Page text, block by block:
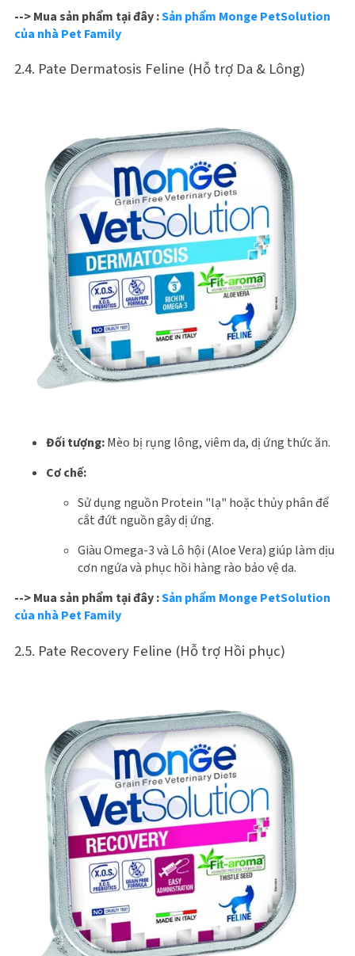
--> Mua sản phẩm tại đây :Sản phẩm Monge PetSolution
của nhà Pet Family
2.4. Pate Dermatosis Feline (Hỗ trợ Da & Lông)
Đối tượng:Mèo bị rụng lông, viêm da, dị ứng thức ăn.
Cơ chế:
Sử dụng nguồn Protein "lạ" hoặc thủy phân để
cắt đứt nguồn gây dị ứng.
Giàu Omega-3 và Lô hội (Aloe Vera) giúp làm dịu
cơn ngứa và phục hồi hàng rào bảo vệ da.
--> Mua sản phẩm tại đây :Sản phẩm Monge PetSolution
của nhà Pet Family
2.5. Pate Recovery Feline (Hỗ trợ Hồi phục)